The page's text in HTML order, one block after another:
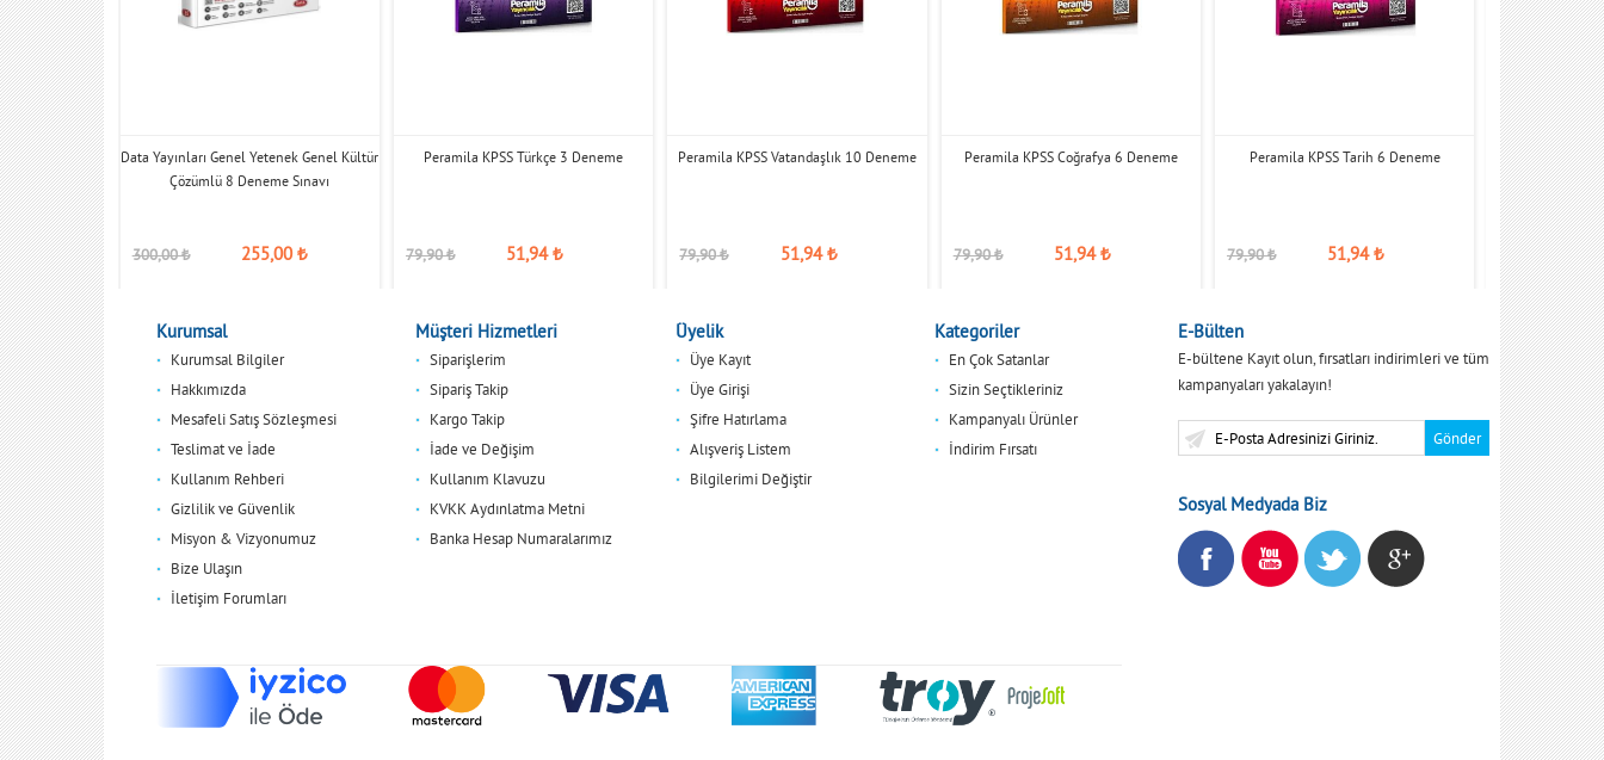
Kadar
₺
Data Yayınları Genel Yetenek Genel Kültür
Çözümlü 8 Deneme Sınavı
300,00₺ 255,00₺
Peramila KPSS Türkçe 3 Deneme
79,90₺ 51,94₺
Peramila KPSS Vatandaşlık 10 Deneme
79,90₺ 51,94₺
Peramila KPSS Coğrafya 6 Deneme
79,90₺ 51,94₺
Peramila KPSS Tarih 6 Deneme
79,90₺ 51,94₺
Peramila KPSS
79,90₺
Kurumsal
Kurumsal Bilgiler
Hakkımızda
Mesafeli Satış Sözleşmesi
Teslimat ve İade
Kullanım Rehberi
Gizlilik ve Güvenlik
Misyon & Vizyonumuz
Bize Ulaşın
İletişim Forumları
Müşteri Hizmetleri
Siparişlerim
Sipariş Takip
Kargo Takip
İade ve Değişim
Kullanım Klavuzu
KVKK Aydınlatma Metni
Banka Hesap Numaralarımız
Üyelik
Üye Kayıt
Üye Girişi
Şifre Hatırlama
Alışveriş Listem
Bilgilerimi Değiştir
Kategoriler
En Çok Satanlar
Sizin Seçtikleriniz
Kampanyalı Ürünler
İndirim Fırsatı
E-Bülten
E-bültene Kayıt olun, fırsatları indirimleri ve tüm
kampanyaları yakalayın!
Sosyal Medyada Biz